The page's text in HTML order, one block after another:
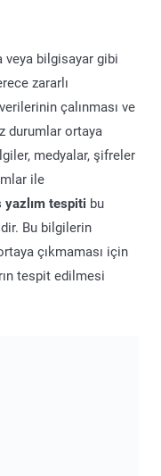
veya bilgisayar gibi
zararlı
çalınması ve
durumlar ortaya
medyalar, şifreler
ile
yazlım tespiti bu
Bu bilgilerin
çıkmaması için
tespit edilmesi